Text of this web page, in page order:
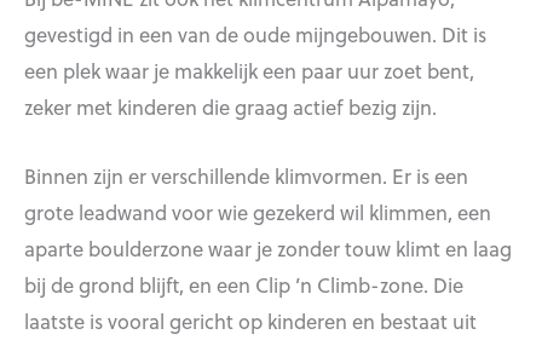
gevestigd in een van de oude mijngebouwen. Dit is
een plek waar je makkelijk een paar uur zoet bent,
zeker met kinderen die graag actief bezig zijn.
Binnen zijn er verschillende klimvormen. Er is een
grote leadwand voor wie gezekerd wil klimmen, een
aparte boulderzone waar je zonder touw klimt en laag
bij de grond blijft, en een Clip ’n Climb-zone. Die
laatste is vooral gericht op kinderen en bestaat uit